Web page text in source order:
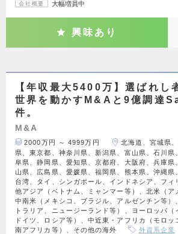
会社概要 大幅増員中
興味あり
【年収最大5400万】選ばれし
世界を動かすM&Aと9億調達
件。
M&A
2000万円 ～ 4999万円
北海道、宮城県
県、東京都、神奈川県、新潟県、富山県、石川県
阜県、静岡県、愛知県、京都府、大阪府、兵庫県
山県、広島県、愛媛県、福岡県、熊本県、沖縄県
台湾、タイ、シンガポール、インドネシア、フィ
他アジア（ベトナム、ミャンマー等）、北米（ア
中南米（メキシコ、ブラジル、アルゼンチン等）
トラリア、ニュージーランド等）、ヨーロッパ（
ドイツ、ロシア等）、中近東・アフリカ（モロッ
南アフリカ等）、その他の海外
外資系企業